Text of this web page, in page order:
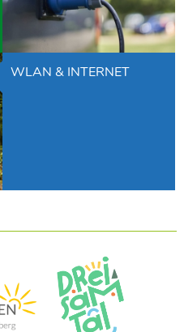
WLAN & INTERNET